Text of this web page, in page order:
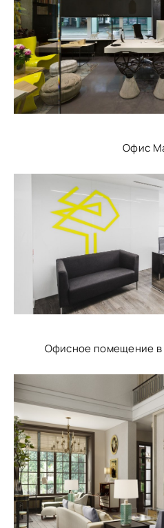
Офис
Офисное помещение